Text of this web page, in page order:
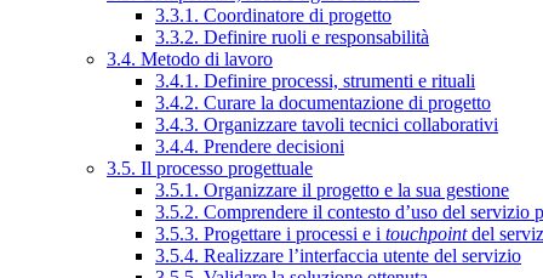
3.3.1. Coordinatore di progetto
3.3.2. Definire ruoli e responsabilità
3.4. Metodo di lavoro
3.4.1. Definire processi, strumenti e rituali
3.4.2. Curare la documentazione di progetto
3.4.3. Organizzare tavoli tecnici collaborativi
3.4.4. Prendere decisioni
3.5. Il processo progettuale
3.5.1. Organizzare il progetto e la sua gestione
3.5.2. Comprendere il contesto d’uso del servizio
3.5.3. Progettare i processi e i touchpointdel
3.5.4. Realizzare l’interfaccia utente del servizio